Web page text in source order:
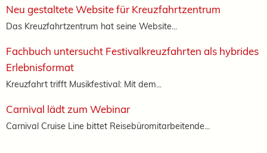
Neu gestaltete Website für Kreuzfahrtzentrum
Das Kreuzfahrtzentrum hat seine Website...
Fachbuch untersucht Festivalkreuzfahrten als hybrides
Erlebnisformat
Kreuzfahrt trifft Musikfestival: Mit dem...
Carnival lädt zum Webinar
Carnival Cruise Line bittet Reisebüromitarbeitende...